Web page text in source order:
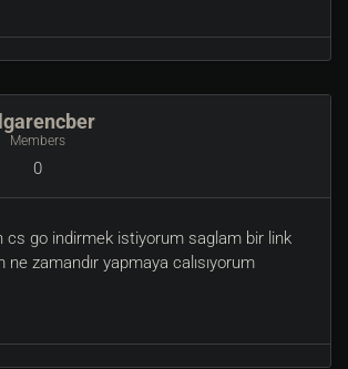
Members
0
cs go indirmek istiyorum saglam bir link
ne zamandır yapmaya calısıyorum